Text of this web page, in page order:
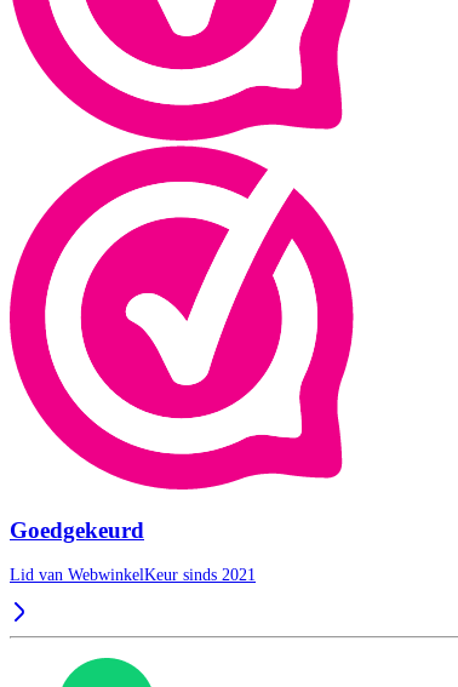
Goedgekeurd
Lid van WebwinkelKeur sinds 2021